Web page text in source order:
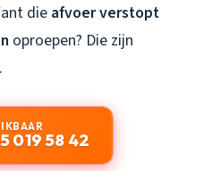
die afvoer verstopt
oproepen? Die zijn
019 58 42